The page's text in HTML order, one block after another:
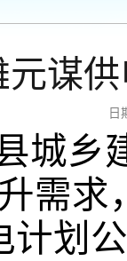
元谋
日
城乡
需
计划